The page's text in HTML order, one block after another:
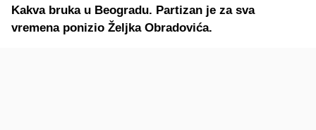
Kakva bruka u Beogradu. Partizan je za sva
vremena ponizio Željka Obradovića.